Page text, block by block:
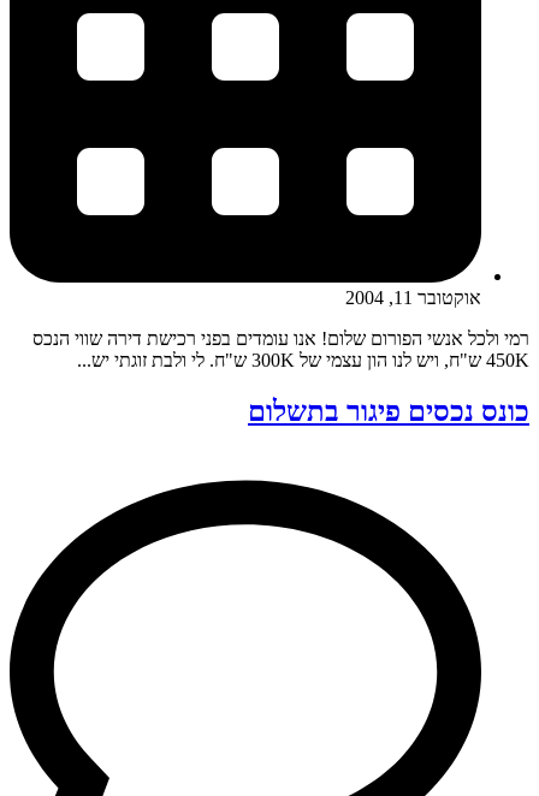
אוקטובר 11, 2004
רמי ולכל אנשי הפורום שלום! אנו עומדים בפני רכישת דירה שווי הנכס
450K ש"ח, ויש לנו הון עצמי של 300K ש"ח. לי ולבת זוגתי יש...
כונס נכסים פיגור בתשלום